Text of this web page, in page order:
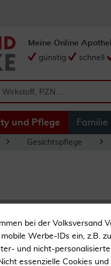
Meine Online
günstig
schnell
und Pflege
Gesichtspflege
bei der Volksversand
Werbe-IDs ein, z.B.
und nicht-
essenzielle Cookies